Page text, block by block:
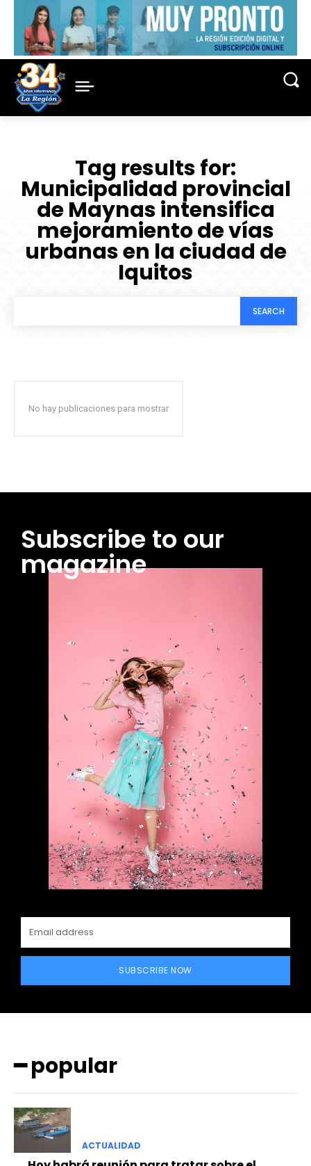
Tag results for:
Municipalidad provincial
de Maynas intensifica
mejoramiento de vías
urbanas en la ciudad de
Iquitos
SEARCH
No hay publicaciones para mostrar
Subscribe to our
magazine
SUBSCRIBE NOW
━ popular
ACTUALIDAD